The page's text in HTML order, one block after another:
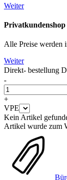
Weiter
Privatkundenshop
Alle Preise werden
Weiter
Direkt- bestellung
-
+
VPE
Kein Artikel
Artikel wurde zum